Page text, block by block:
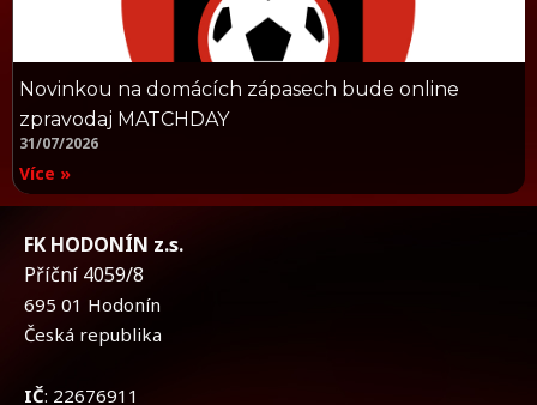
Novinkou na domácích zápasech bude online
zpravodaj MATCHDAY
31/07/2026
Více »
FK HODONÍN z.s.
Příční 4059/8
695 01 Hodonín
Česká republika
IČ: 22676911